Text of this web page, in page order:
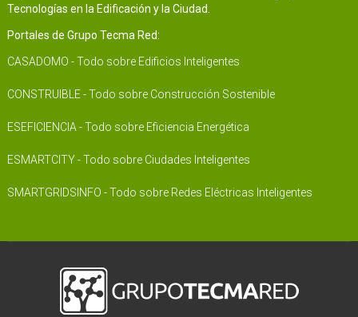
Tecnologías en la Edificación y la Ciudad.
Portales de Grupo Tecma Red:
CASADOMO - Todo sobre Edificios Inteligentes
CONSTRUIBLE - Todo sobre Construcción Sostenible
ESEFICIENCIA - Todo sobre Eficiencia Energética
ESMARTCITY - Todo sobre Ciudades Inteligentes
SMARTGRIDSINFO - Todo sobre Redes Eléctricas Inteligentes